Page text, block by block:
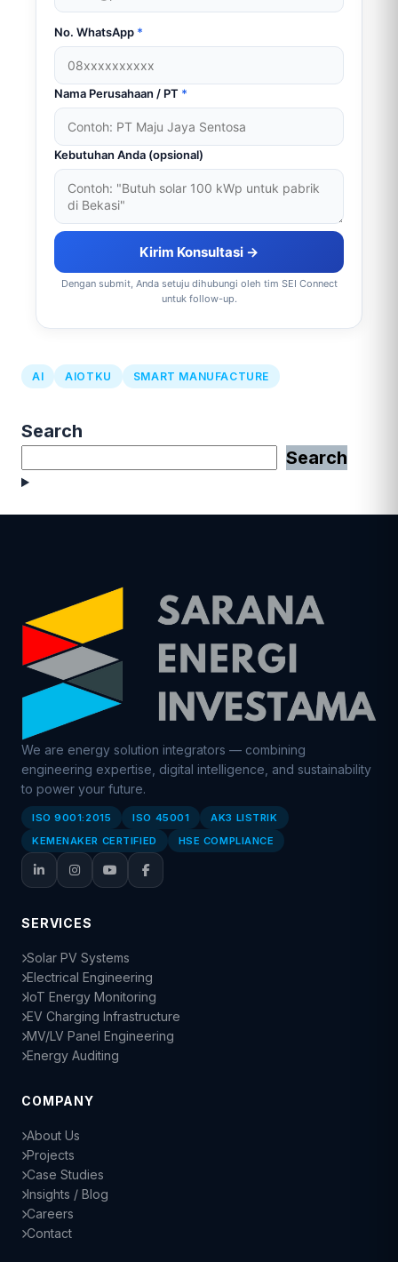
Search
Search
No. WhatsApp *
Nama Perusahaan / PT *
Kebutuhan Anda (opsional)
Kirim Konsultasi →
Dengan submit, Anda setuju dihubungi oleh tim SEI Connect
untuk follow-up.
AI AIOTKU SMART MANUFACTURE
We are energy solution integrators — combining
engineering expertise, digital intelligence, and sustainability
to power your future.
ISO 9001:2015 ISO 45001
AK3 LISTRIK
KEMENAKER CERTIFIED
HSE COMPLIANCE
SERVICES
Solar PV Systems
Electrical Engineering
IoT Energy Monitoring
EV Charging Infrastructure
MV/LV Panel Engineering
Energy Auditing
COMPANY
About Us
Projects
Case Studies
Insights / Blog
Careers
Contact